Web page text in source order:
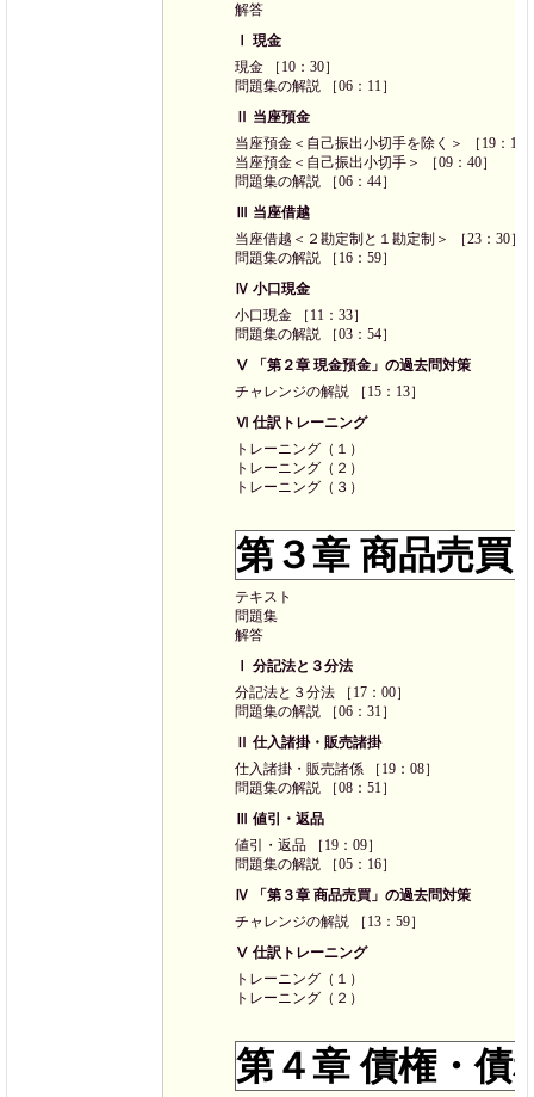
解答
Ⅰ 現金
現金 ［10：30］
問題集の解説 ［06：11］
Ⅱ 当座預金
当座預金＜自己振出小切手を除く＞ ［19：12
当座預金＜自己振出小切手＞ ［09：40］
問題集の解説 ［06：44］
Ⅲ 当座借越
当座借越＜２勘定制と１勘定制＞ ［23：30］
問題集の解説 ［16：59］
Ⅳ 小口現金
小口現金 ［11：33］
問題集の解説 ［03：54］
Ⅴ 「第２章 現金預金」の過去問対策
チャレンジの解説 ［15：13］
Ⅵ 仕訳トレーニング
トレーニング（１）
トレーニング（２）
トレーニング（３）
第３章 商品売買
テキスト
問題集
解答
Ⅰ 分記法と３分法
分記法と３分法 ［17：00］
問題集の解説 ［06：31］
Ⅱ 仕入諸掛・販売諸掛
仕入諸掛・販売諸係 ［19：08］
問題集の解説 ［08：51］
Ⅲ 値引・返品
値引・返品 ［19：09］
問題集の解説 ［05：16］
Ⅳ 「第３章 商品売買」の過去問対策
チャレンジの解説 ［13：59］
Ⅴ 仕訳トレーニング
トレーニング（１）
トレーニング（２）
第４章 債権・債